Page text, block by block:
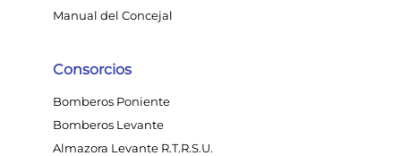
Manual del Concejal
Consorcios
Bomberos Poniente
Bomberos Levante
Almazora Levante R.T.R.S.U.